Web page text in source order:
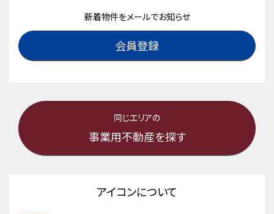
新着物件をメールでお知らせ
会員登録
同じエリアの
事業用不動産を探す
アイコンについて